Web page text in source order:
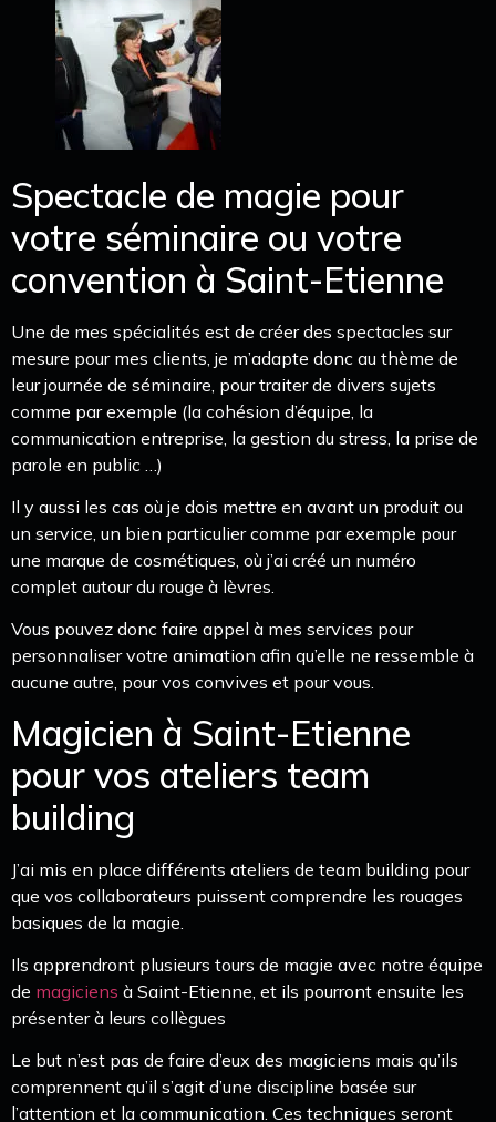
Spectacle de magie pour
votre séminaire ou votre
convention à Saint-Etienne
Une de mes spécialités est de créer des spectacles sur
mesure pour mes clients, je m’adapte donc au thème de
leur journée de séminaire, pour traiter de divers sujets
comme par exemple (la cohésion d’équipe, la
communication entreprise, la gestion du stress, la prise de
parole en public …)
Il y aussi les cas où je dois mettre en avant un produit ou
un service, un bien particulier comme par exemple pour
une marque de cosmétiques, où j’ai créé un numéro
complet autour du rouge à lèvres.
Vous pouvez donc faire appel à mes services pour
personnaliser votre animation afin qu’elle ne ressemble à
aucune autre, pour vos convives et pour vous.
Magicien à Saint-Etienne
pour vos ateliers team
building
J’ai mis en place différents ateliers de team building pour
que vos collaborateurs puissent comprendre les rouages
basiques de la magie.
Ils apprendront plusieurs tours de magie avec notre équipe
de magiciens à Saint-Etienne, et ils pourront ensuite les
présenter à leurs collègues
Le but n’est pas de faire d’eux des magiciens mais qu’ils
comprennent qu’il s’agit d’une discipline basée sur
l’attention et la communication. Ces techniques seront